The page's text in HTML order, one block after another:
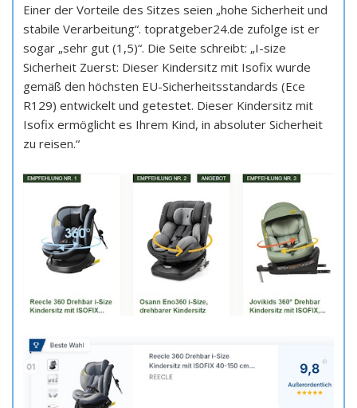
Einer der Vorteile des Sitzes seien „hohe Sicherheit und
stabile Verarbeitung“. topratgeber24.de zufolge ist er
sogar „sehr gut (1,5)“. Die Seite schreibt: „I-size
Sicherheit Zuerst: Dieser Kindersitz mit Isofix wurde
gemäß den höchsten EU-Sicherheitsstandards (Ece
R129) entwickelt und getestet. Dieser Kindersitz mit
Isofix ermöglicht es Ihrem Kind, in absoluter Sicherheit
zu reisen.“